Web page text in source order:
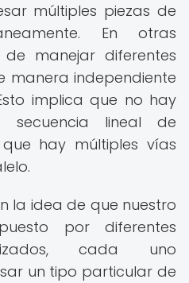
múltiples piezas de
En otras
manejar diferentes
manera independiente
implica que no hay
lineal de
hay múltiples vías
la idea de que nuestro
por diferentes
cada uno
un tipo particular de